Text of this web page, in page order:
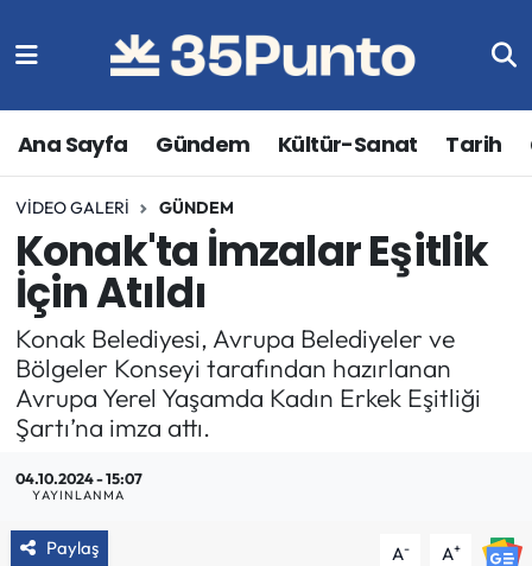
Ana Sayfa Gündem Kültür-Sanat Tarih
VIDEO GALERI GÜNDEM
Konak'ta İmzalar Eşitlik
İçin Atıldı
Konak Belediyesi, Avrupa Belediyeler ve
Bölgeler Konseyi tarafından hazırlanan
Avrupa Yerel Yaşamda Kadın Erkek Eşitliği
Şartı’na imza attı.
04.10.2024 - 15:07
YAYINLANMA
Paylaş A- A+